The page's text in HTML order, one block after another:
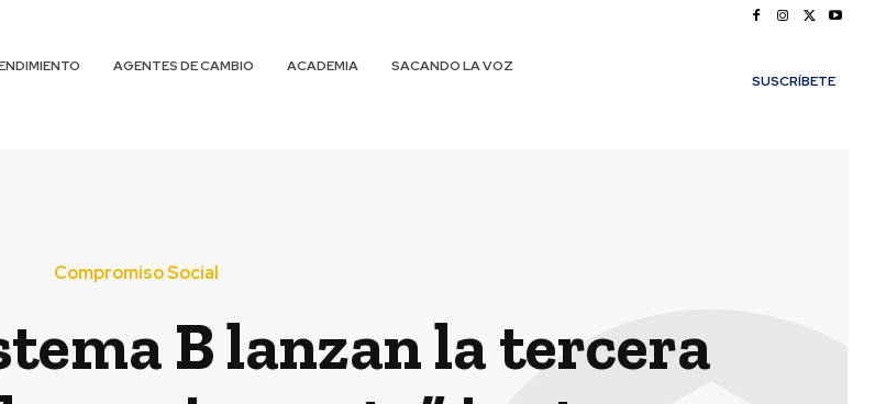
AGENTES DE CAMBIO ACADEMIA
SACANDO LA VOZ
SUSCRÍBETE
Compromiso Social
B lanzan la tercera